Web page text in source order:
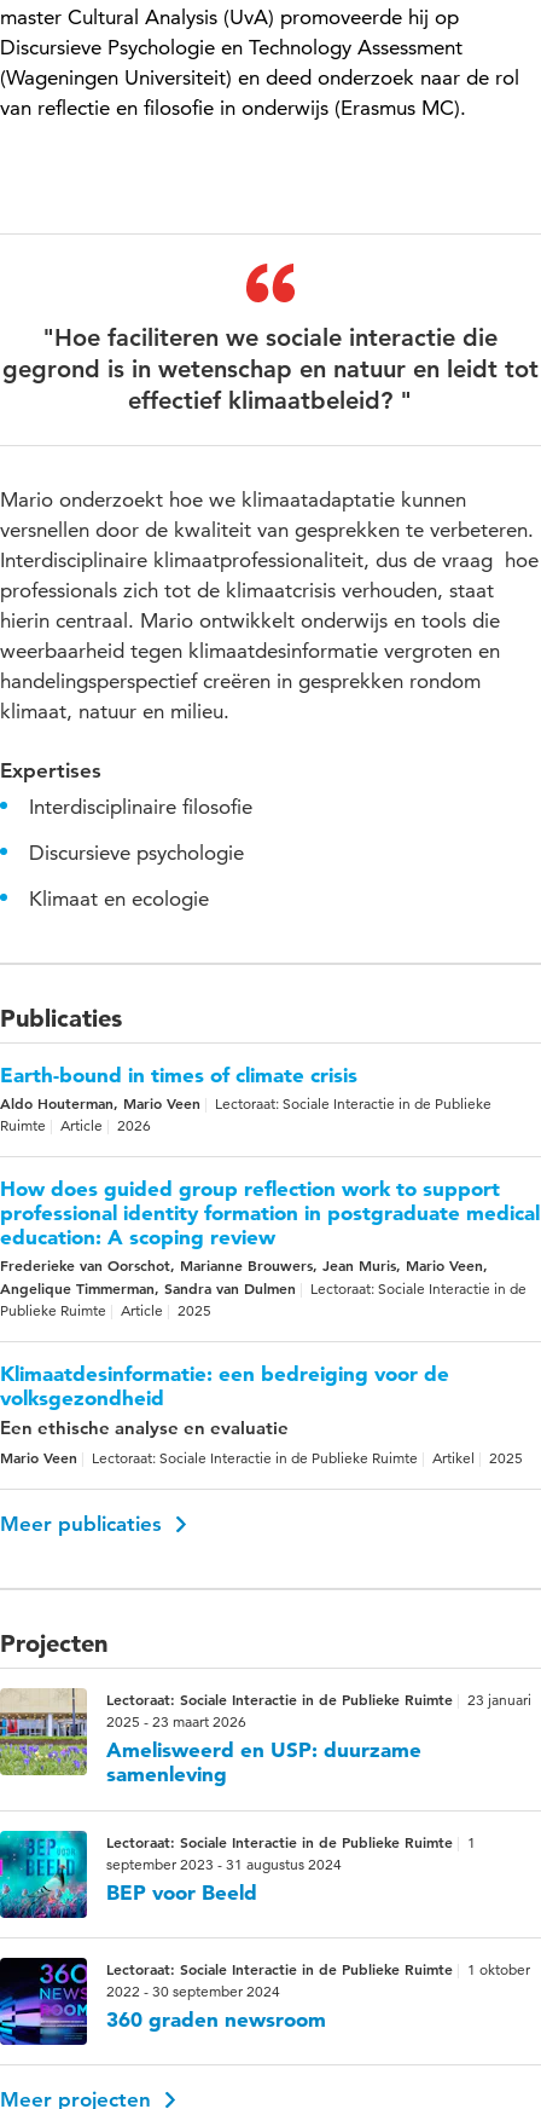
master Cultural Analysis (UvA) promoveerde hij op
Discursieve Psychologie en Technology Assessment
(Wageningen Universiteit) en deed onderzoek naar de rol
van reflectie en filosofie in onderwijs (Erasmus MC).
"Hoe faciliteren we sociale interactie die
gegrond is in wetenschap en natuur en leidt tot
effectief klimaatbeleid? "
Mario onderzoekt hoe we klimaatadaptatie kunnen
versnellen door de kwaliteit van gesprekken te verbeteren.
Interdisciplinaire klimaatprofessionaliteit, dus de vraag hoe
professionals zich tot de klimaatcrisis verhouden, staat
hierin centraal. Mario ontwikkelt onderwijs en tools die
weerbaarheid tegen klimaatdesinformatie vergroten en
handelingsperspectief creëren in gesprekken rondom
klimaat, natuur en milieu.
Expertises
Interdisciplinaire filosofie
Discursieve psychologie
Klimaat en ecologie
Publicaties
Earth-bound in times of climate crisis
Aldo Houterman, Mario Veen
Lectoraat: Sociale Interactie in de Publieke
Ruimte
Article 2026
How does guided group reflection work to support
professional identity formation in postgraduate medical
education: A scoping review
Frederieke van Oorschot, Marianne Brouwers, Jean Muris, Mario Veen,
Angelique Timmerman, Sandra van Dulmen
Lectoraat: Sociale Interactie in de
Publieke Ruimte
Article 2025
Klimaatdesinformatie: een bedreiging voor de
volksgezondheid
Een ethische analyse en evaluatie
Mario Veen Lectoraat: Sociale Interactie in de Publieke Ruimte Artikel 2025
Meer publicaties
Projecten
Lectoraat: Sociale Interactie in de Publieke Ruimte
23 januari
2025 - 23 maart 2026
Amelisweerd en USP: duurzame
samenleving
Lectoraat: Sociale Interactie in de Publieke Ruimte
1
september 2023 - 31 augustus 2024
BEP voor Beeld
Lectoraat: Sociale Interactie in de Publieke Ruimte
1 oktober
2022 - 30 september 2024
360 graden newsroom
Meer projecten